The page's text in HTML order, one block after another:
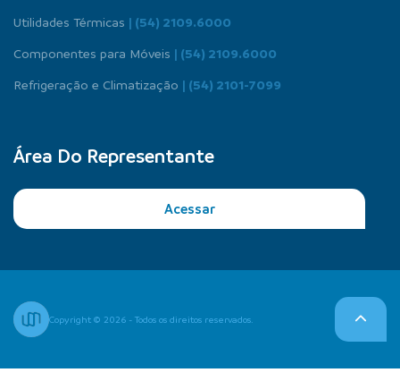
Utilidades Térmicas | (54) 2109.6000
Componentes para Móveis | (54) 2109.6000
Refrigeração e Climatização | (54) 2101-7099
Área Do Representante
Acessar
Copyright © 2026 - Todos os direitos reservados.